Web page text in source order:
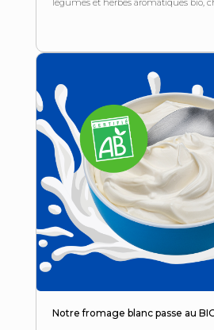
légumes et herbes aromatiques bio,
Notre fromage blanc passe au